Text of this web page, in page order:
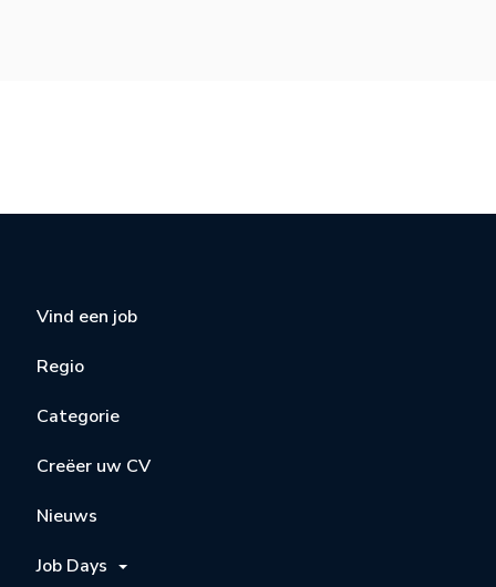
Vind een job
Regio
Categorie
Creëer uw CV
Nieuws
Job Days